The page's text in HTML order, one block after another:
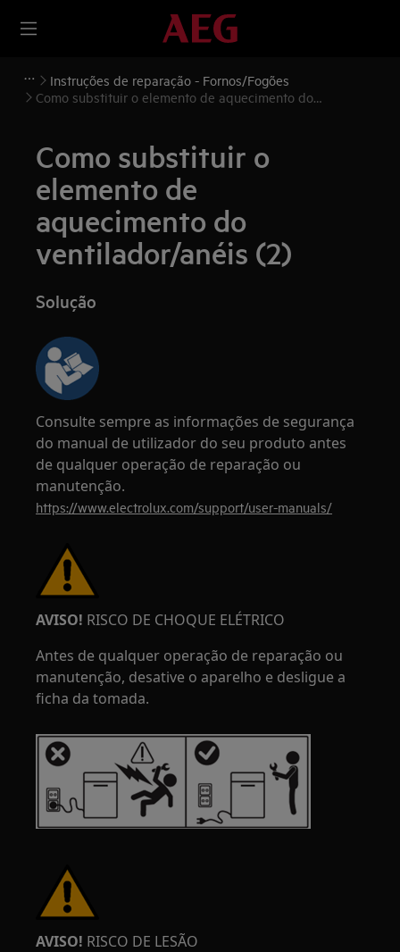
Instruções de reparação - Fornos/Fogões
Como substituir o elemento de aquecimento do
Como substituir o
elemento de
aquecimento do
ventilador/anéis (2)
Solução
Consulte sempre as informações de segurança
do manual de utilizador do seu produto antes
de qualquer operação de reparação ou
manutenção.
https://www.electrolux.com/support/user-manuals/
AVISO! RISCO DE CHOQUE ELÉTRICO
Antes de qualquer operação de reparação ou
manutenção, desative o aparelho e desligue a
ficha da tomada.
AVISO! RISCO DE LESÃO